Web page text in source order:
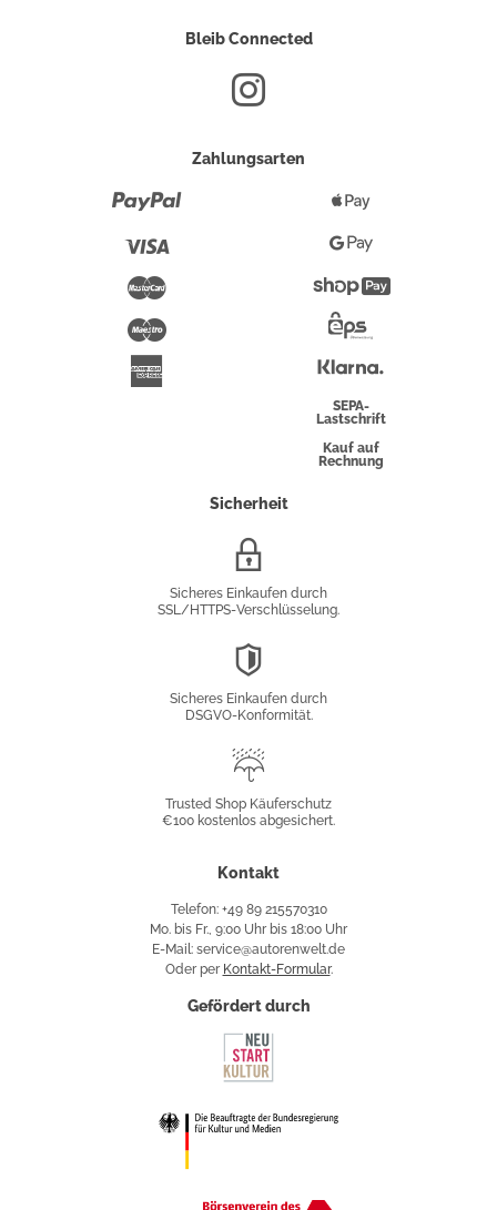
Bleib Connected
Zahlungsarten
Maestro
Pay
Google
Pay
Überweisung
SEPA-
Lastschrift
Kauf auf
Rechnung
Sicherheit
Sicheres Einkaufen durch
SSL/HTTPS-Verschlüsselung.
Sicheres Einkaufen durch
DSGVO-Konformität.
Käuferschutz
Trusted Shop Käuferschutz
€100 kostenlos abgesichert.
Kontakt
Telefon: +49 89 215570310
Mo. bis Fr., 9:00 Uhr bis 18:00 Uhr
E-Mail: service@autorenwelt.de
Oder per Kontakt-Formular.
Gefördert durch